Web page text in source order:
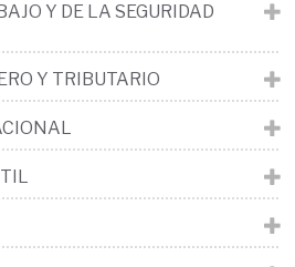
Y DE LA SEGURIDAD
Y TRIBUTARIO